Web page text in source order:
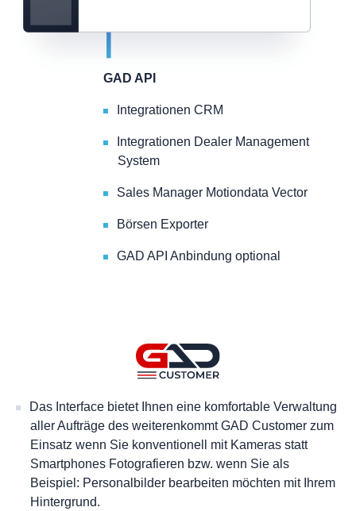
GAD API
Integrationen CRM
Integrationen Dealer Management
System
Sales Manager Motiondata Vector
Börsen Exporter
GAD API Anbindung optional
Das Interface bietet Ihnen eine komfortable Verwaltung
aller Aufträge des weiterenkommt GAD Customer zum
Einsatz wenn Sie konventionell mit Kameras statt
Smartphones Fotografieren bzw. wenn Sie als
Beispiel: Personalbilder bearbeiten möchten mit Ihrem
Hintergrund.